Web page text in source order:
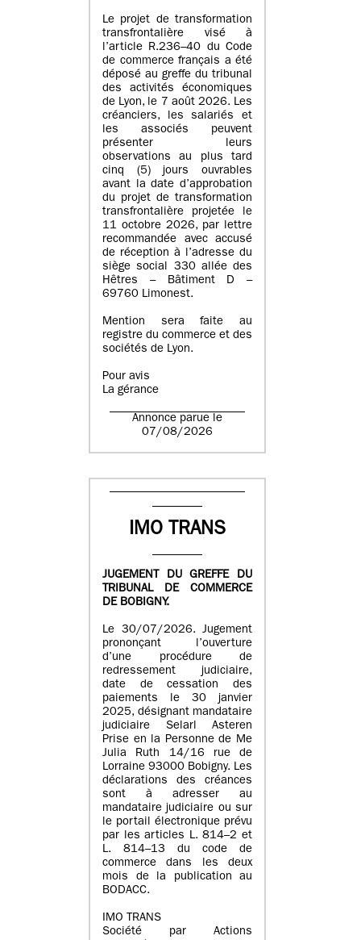
Le projet de transformation
transfrontalière visé à
l’article R.236–40 du Code
de commerce français a été
déposé au greffe du tribunal
des activités économiques
de Lyon, le 7 août 2026. Les
créanciers, les salariés et
les associés peuvent
présenter leurs
observations au plus tard
cinq (5) jours ouvrables
avant la date d’approbation
du projet de transformation
transfrontalière projetée le
11 octobre 2026, par lettre
recommandée avec accusé
de réception à l’adresse du
siège social 330 allée des
Hêtres – Bâtiment D –
69760 Limonest.
Mention sera faite au
registre du commerce et des
sociétés de Lyon.
Pour avis
La gérance
Annonce parue le
07/08/2026
IMO TRANS
JUGEMENT DU GREFFE DU
TRIBUNAL DE COMMERCE
DE BOBIGNY.
Le 30/07/2026. Jugement
prononçant l’ouverture
d’une procédure de
redressement judiciaire,
date de cessation des
paiements le 30 janvier
2025, désignant mandataire
judiciaire Selarl Asteren
Prise en la Personne de Me
Julia Ruth 14/16 rue de
Lorraine 93000 Bobigny. Les
déclarations des créances
sont à adresser au
mandataire judiciaire ou sur
le portail électronique prévu
par les articles L. 814–2 et
L. 814–13 du code de
commerce dans les deux
mois de la publication au
BODACC.
IMO TRANS
Société par Actions